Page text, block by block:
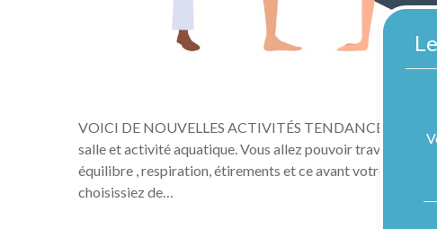
VOICI DE NOUVELLES ACTIVITÉS TENDANCES ET
salle et activité aquatique. Vous allez pouvoir travailler:
équilibre , respiration, étirements et ce avant votre séance
choisissiez de…